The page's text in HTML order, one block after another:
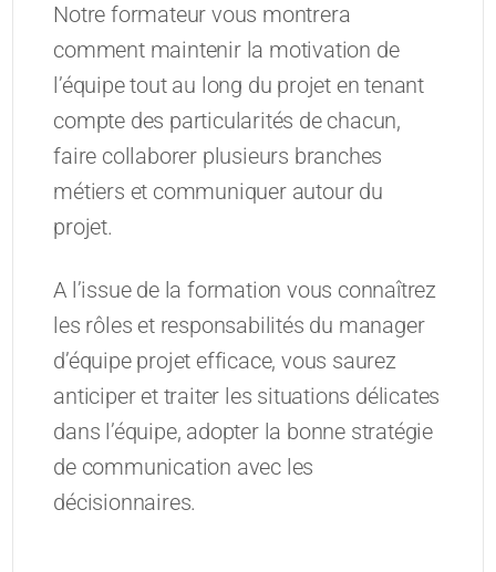
Notre formateur vous montrera
comment maintenir la motivation de
l’équipe tout au long du projet en tenant
compte des particularités de chacun,
faire collaborer plusieurs branches
métiers et communiquer autour du
projet.
A l’issue de la formation vous connaîtrez
les rôles et responsabilités du manager
d’équipe projet efficace, vous saurez
anticiper et traiter les situations délicates
dans l’équipe, adopter la bonne stratégie
de communication avec les
décisionnaires.